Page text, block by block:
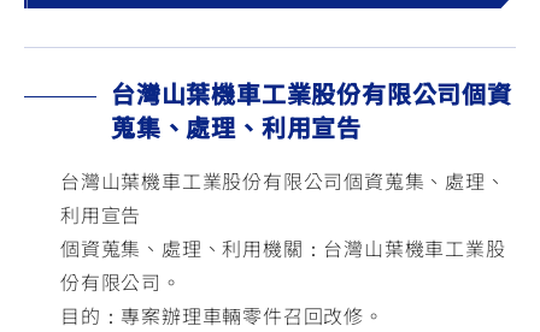
台灣山葉機車工業股份有限公司個資
蒐集、處理、利用宣告
台灣山葉機車工業股份有限公司個資蒐集、處理、
利用宣告
個資蒐集、處理、利用機關：台灣山葉機車工業股
份有限公司。
目的：專案辦理車輛零件召回改修。